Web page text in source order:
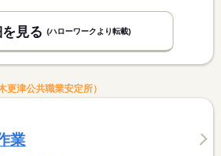
見る (ハローワークより転載)
更津公共職業安定所）
業